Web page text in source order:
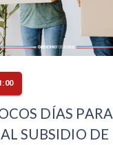
DÍAS PARA
SUBSIDIO DE